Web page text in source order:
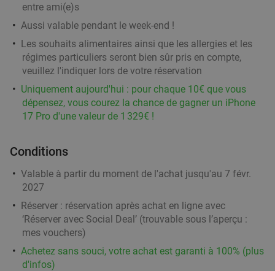
3-gangen keuzediner bij Les Tables de
Breughel
Aujourd'hui Demain Lu Ma Me Je
Ve
Les Tables de Breughel
9.6
Vendu : 106 Régulier 39,70€
38%
Thaise 3-gangen keuzelunch of -diner +
amuse-hapjes bij Dar El Siam
Demain Lu Je
Ve
Dar El Siam
9.8
Moeskroen
Vendu : 13 ,33€
entre ami(e)s
Aussi valable pendant le week-end !
Les souhaits alimentaires ainsi que les allergies et les
régimes particuliers seront bien sûr pris en compte,
veuillez l'indiquer lors de votre réservation
Uniquement aujourd'hui : pour chaque 10€ que vous
dépensez, vous courez la chance de gagner un iPhone
17 Pro d'une valeur de 1 329€ !
Conditions
Valable à partir du moment de l'achat jusqu'au 7 févr.
2027
Réserver : réservation après achat en ligne avec
‘Réserver avec Social Deal’ (trouvable sous l’aperçu :
mes vouchers)
Achetez sans souci, votre achat est garanti à 100% (plus
d'infos)